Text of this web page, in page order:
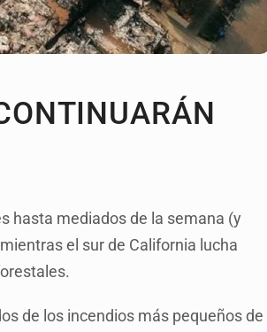
hasta mediados de la semana (y
el sur de California lucha
de los incendios más pequeños de